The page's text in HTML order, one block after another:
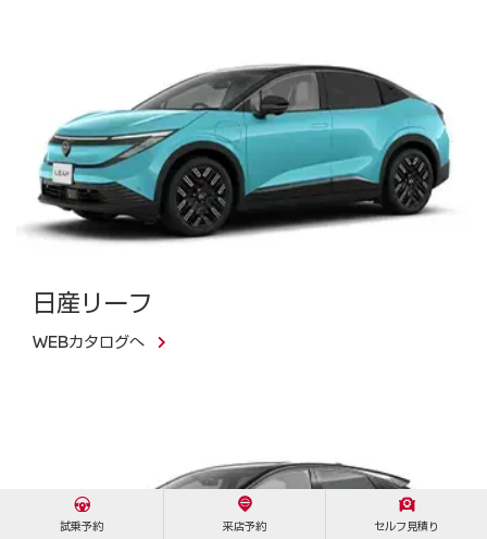
日産リーフ
WEBカタログへ
試乗予約 来店予約 セルフ見積り